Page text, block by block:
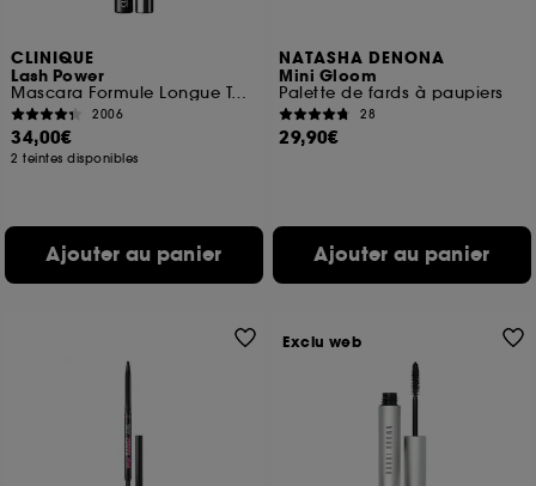
CLINIQUE
Lash Power
Mascara Formule Longue Tenue
2006
34,00€
2 teintes disponibles
Ajouter au panier
NATASHA DENONA
Mini Gloom
Palette de fards à paupiers
28
29,90€
Ajouter au panier
Exclu web